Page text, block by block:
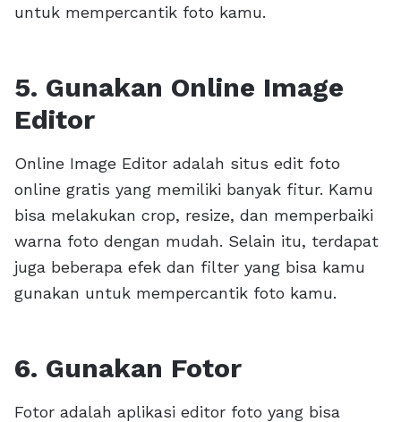
untuk mempercantik foto kamu.
5. Gunakan Online Image
Editor
Online Image Editor adalah situs edit foto
online gratis yang memiliki banyak fitur. Kamu
bisa melakukan crop, resize, dan memperbaiki
warna foto dengan mudah. Selain itu, terdapat
juga beberapa efek dan filter yang bisa kamu
gunakan untuk mempercantik foto kamu.
6. Gunakan Fotor
Fotor adalah aplikasi editor foto yang bisa